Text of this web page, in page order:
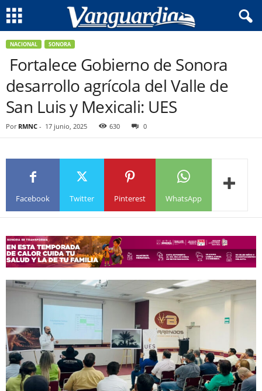
NACIONAL SONORA
Fortalece Gobierno de Sonora
desarrollo agrícola del Valle de
San Luis y Mexicali: UES
Por RMNC - 17 junio, 2025 630 0
Facebook Twitter Pinterest WhatsApp